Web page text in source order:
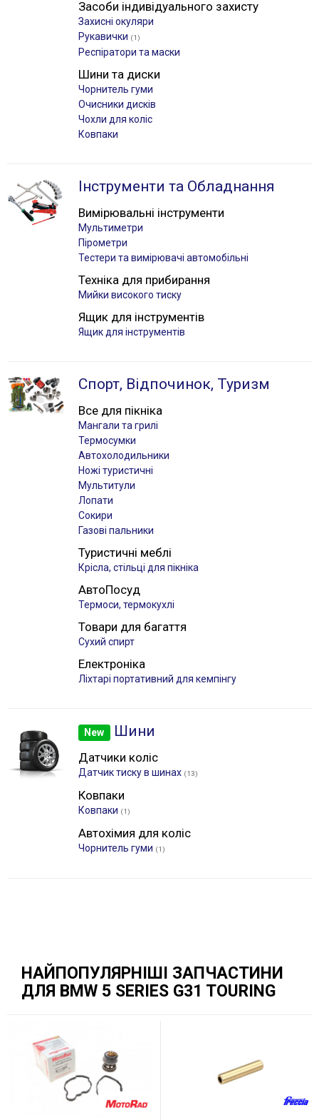
Засоби індивідуального захисту
Захисні окуляри
Рукавички (1)
Респіратори та маски
Шини та диски
Чорнитель гуми
Очисники дисків
Чохли для коліс
Ковпаки
Інструменти та Обладнання
Вимірювальні інструменти
Мультиметри
Пірометри
Тестери та вимірювачі автомобільні
Техніка для прибирання
Мийки високого тиску
Ящик для інструментів
Ящик для інструментів
Спорт, Відпочинок, Туризм
Все для пікніка
Мангали та грилі
Термосумки
Автохолодильники
Ножі туристичні
Мультитули
Лопати
Сокири
Газові пальники
Туристичні меблі
Крісла, стільці для пікніка
АвтоПосуд
Термоси, термокухлі
Товари для багаття
Сухий спирт
Електроніка
Лiхтарі портативний для кемпінгу
New Шини
Датчики коліс
Датчик тиску в шинах (13)
Ковпаки
Ковпаки (1)
Автохімия для коліс
Чорнитель гуми (1)
НАЙПОПУЛЯРНІШІ ЗАПЧАСТИНИ
ДЛЯ BMW 5 SERIES G31 TOURING